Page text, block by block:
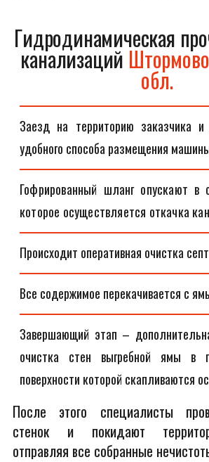
Гидродинамическая
канализаций
обл.
Заезд на территорию заказчика
удобного способа размещения
Гофрированный шланг опускают в
которое осуществляется откачка
Происходит оперативная очистка
Все содержимое перекачивается с
Завершающий этап –
очистка стен выгребной ямы в
поверхности которой скапливаются
После этого специалисты
стенок и покидают
отправляя все собранные